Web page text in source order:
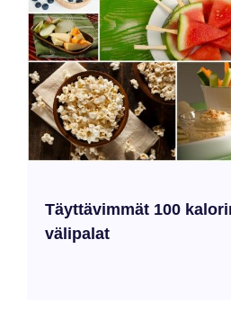
Täyttävimmät 100
välipalat